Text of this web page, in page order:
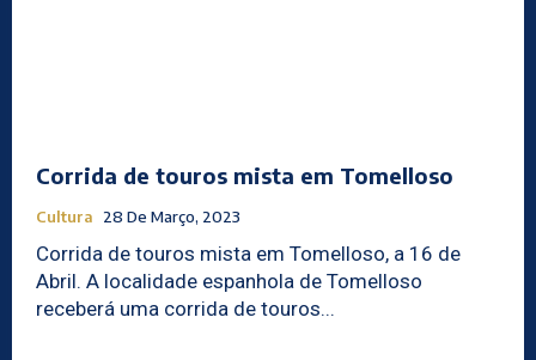
Corrida de touros mista em Tomelloso
Cultura 28 De Março, 2023
Corrida de touros mista em Tomelloso, a 16 de
Abril. A localidade espanhola de Tomelloso
receberá uma corrida de touros...